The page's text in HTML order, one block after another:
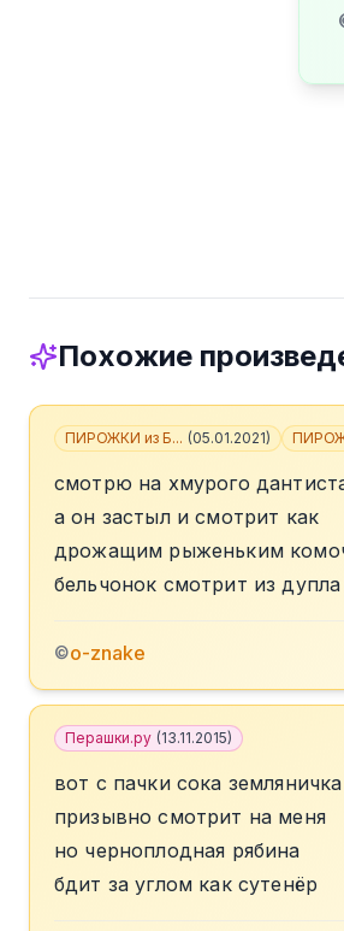
Похожие
ПИРОЖКИ из Б... (05.01.2021)
смотрю на хмурого
а он застыл и смотрит как
дрожащим рыженьким
бельчонок смотрит из дупла
©o-znake
Перашки.ру (13.11.2015)
вот с пачки сока земляничка
призывно смотрит на меня
но черноплодная рябина
бдит за углом как сутенёр